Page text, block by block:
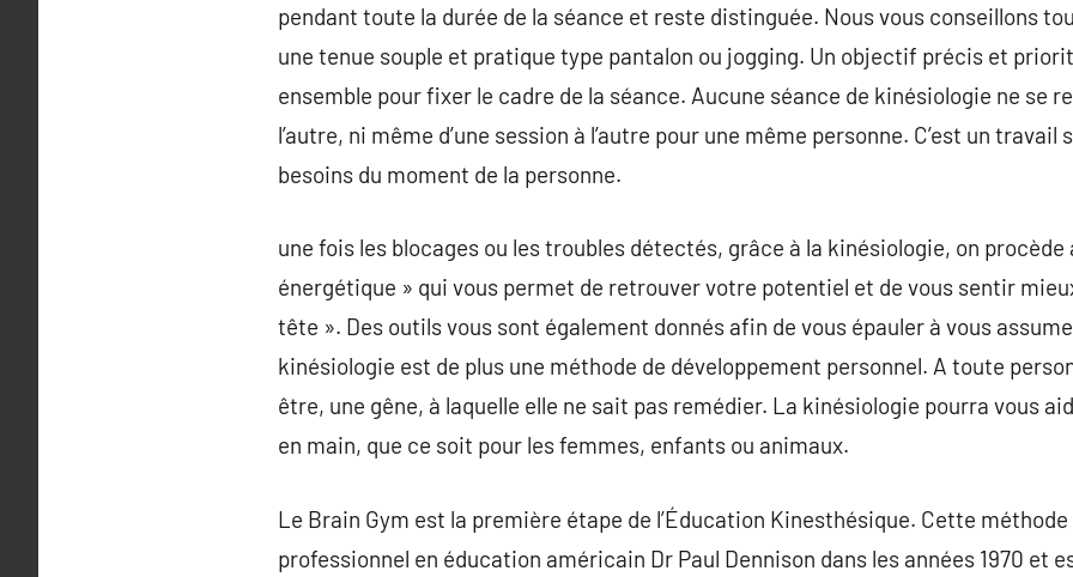
pendant toute la durée de la séance et reste distinguée. Nous vous conseillons
une tenue souple et pratique type pantalon ou jogging. Un objectif précis et
ensemble pour fixer le cadre de la séance. Aucune séance de kinésiologie ne se
l’autre, ni même d’une session à l’autre pour une même personne. C’est un
besoins du moment de la personne.
une fois les blocages ou les troubles détectés, grâce à la kinésiologie, on procède
énergétique » qui vous permet de retrouver votre potentiel et de vous sentir
tête ». Des outils vous sont également donnés afin de vous épauler à vous
kinésiologie est de plus une méthode de développement personnel. A toute
être, une gêne, à laquelle elle ne sait pas remédier. La kinésiologie pourra vous
en main, que ce soit pour les femmes, enfants ou animaux.
Le Brain Gym est la première étape de l’Éducation Kinesthésique. Cette
professionnel en éducation américain Dr Paul Dennison dans les années 1970 et